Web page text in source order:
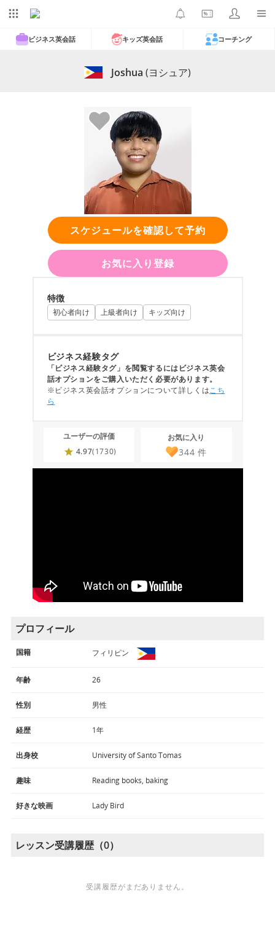
ビジネス英会話 キッズ英会話 コーチング
Joshua (ヨシュア)
スケジュールを確認して予約
お気に入り登録
特徴
初心者向け 上級者向け キッズ向け
ビジネス経験タグ
「ビジネス経験タグ」を閲覧するにはビジネス英会
話オプションをご購入いただく必要があります。
※ビジネス英会話オプションについて詳しくはこち
ら
ユーザーの評価
4.97(1730)
お気に入り
344 件
プロフィール
国籍 フィリピン
年齢 26
性別 男性
経歴 1年
出身校 University of Santo Tomas
趣味 Reading books, baking
好きな映画 Lady Bird
レッスン受講履歴（0）
受講履歴がまだありません。